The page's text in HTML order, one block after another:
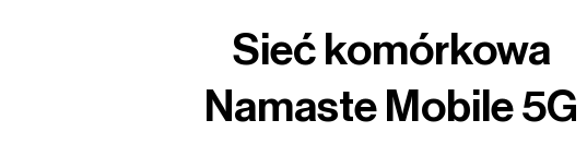
Sieć komórkowa
Namaste Mobile 5G